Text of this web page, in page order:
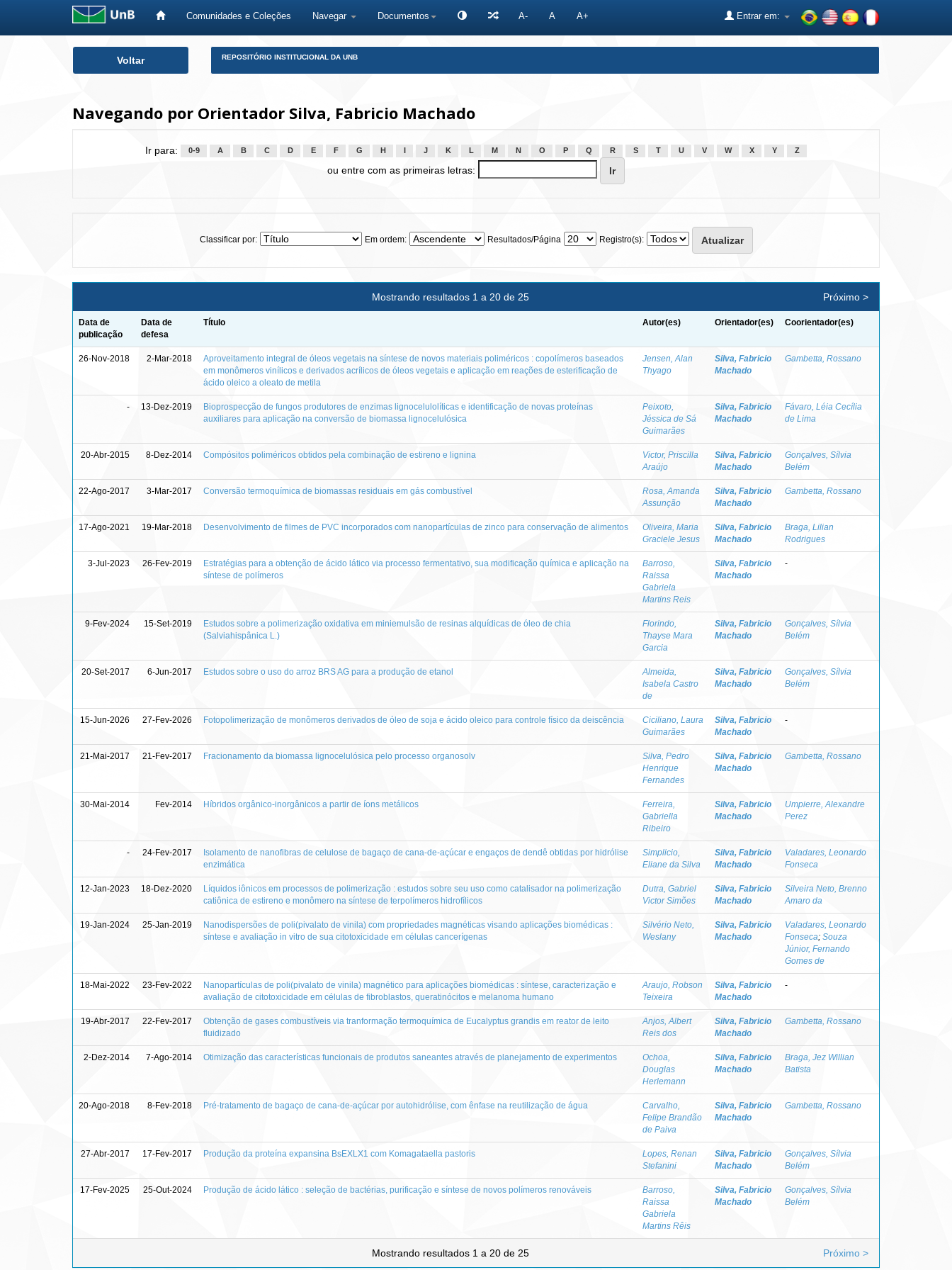
Comunidades e Coleções Navegar Documentos A- A A+ Entrar em:
Voltar REPOSITÓRIO INSTITUCIONAL DA UNB
Navegando por Orientador Silva, Fabricio Machado
Ir para: 0-9 A B C D E F G H J K L M N O P Q R S T U V W X Y Z
ou entre com as primeiras letras:
Classificar por: Em ordem: Resultados/Página Registro(s):
Mostrando resultados 1 a 20 de 25 Próximo >
Data de
publicação
Data de
defesa
Título Autor(es) Orientador(es) Coorientador(es)
26-Nov-2018 2-Mar-2018
Aproveitamento integral de óleos vegetais na síntese de novos materiais poliméricos : copolímeros baseados
em monômeros vinílicos e derivados acrílicos de óleos vegetais e aplicação em reações de esterificação de
ácido oleico a oleato de metila
Jensen, Alan
Thyago
Silva, Fabricio
Machado
Gambetta, Rossano
- 13-Dez-2019
Bioprospecção de fungos produtores de enzimas lignocelulolíticas e identificação de novas proteínas
auxiliares para aplicação na conversão de biomassa lignocelulósica
Peixoto,
Jéssica de Sá
Guimarães
Silva, Fabricio
Machado
Fávaro, Léia Cecília
de Lima
20-Abr-2015 8-Dez-2014 Compósitos poliméricos obtidos pela combinação de estireno e lignina
Victor, Priscilla
Araújo
Silva, Fabricio
Machado
Gonçalves, Sílvia
Belém
22-Ago-2017 3-Mar-2017 Conversão termoquímica de biomassas residuais em gás combustível
Rosa, Amanda
Assunção
Silva, Fabricio
Machado
Gambetta, Rossano
17-Ago-2021 19-Mar-2018 Desenvolvimento de filmes de PVC incorporados com nanopartículas de zinco para conservação de alimentos
Oliveira, Maria
Graciele Jesus
Silva, Fabricio
Machado
Braga, Lilian
Rodrigues
3-Jul-2023 26-Fev-2019
Estratégias para a obtenção de ácido lático via processo fermentativo, sua modificação química e aplicação na
síntese de polímeros
Barroso,
Raissa
Gabriela
Martins Reis
Silva, Fabricio
Machado
-
9-Fev-2024 15-Set-2019
Estudos sobre a polimerização oxidativa em miniemulsão de resinas alquídicas de óleo de chia
(Salviahispânica L.)
Florindo,
Thayse Mara
Garcia
Silva, Fabricio
Machado
Gonçalves, Sílvia
Belém
20-Set-2017 6-Jun-2017 Estudos sobre o uso do arroz BRS AG para a produção de etanol
Almeida,
Isabela Castro
de
Silva, Fabricio
Machado
Gonçalves, Sílvia
Belém
15-Jun-2026 27-Fev-2026 Fotopolimerização de monômeros derivados de óleo de soja e ácido oleico para controle físico da deiscência
Ciciliano, Laura
Guimarães
Silva, Fabricio
Machado
-
21-Mai-2017 21-Fev-2017 Fracionamento da biomassa lignocelulósica pelo processo organosolv
Silva, Pedro
Henrique
Fernandes
Silva, Fabricio
Machado
Gambetta, Rossano
30-Mai-2014 Fev-2014 Híbridos orgânico-inorgânicos a partir de íons metálicos
Ferreira,
Gabriella
Ribeiro
Silva, Fabricio
Machado
Umpierre, Alexandre
Perez
- 24-Fev-2017
Isolamento de nanofibras de celulose de bagaço de cana-de-açúcar e engaços de dendê obtidas por hidrólise
enzimática
Simplicio,
Eliane da Silva
Silva, Fabricio
Machado
Valadares, Leonardo
Fonseca
12-Jan-2023 18-Dez-2020
Líquidos iônicos em processos de polimerização : estudos sobre seu uso como catalisador na polimerização
catiônica de estireno e monômero na síntese de terpolímeros hidrofílicos
Dutra, Gabriel
Victor Simões
Silva, Fabricio
Machado
Silveira Neto, Brenno
Amaro da
19-Jan-2024 25-Jan-2019
Nanodispersões de poli(pivalato de vinila) com propriedades magnéticas visando aplicações biomédicas :
síntese e avaliação in vitro de sua citotoxicidade em células cancerígenas
Silvério Neto,
Weslany
Silva, Fabricio
Machado
Valadares, Leonardo
Fonseca; Souza
Júnior, Fernando
Gomes de
18-Mai-2022 23-Fev-2022
Nanopartículas de poli(pivalato de vinila) magnético para aplicações biomédicas : síntese, caracterização e
avaliação de citotoxicidade em células de fibroblastos, queratinócitos e melanoma humano
Araujo, Robson
Teixeira
Silva, Fabricio
Machado
-
19-Abr-2017 22-Fev-2017
Obtenção de gases combustíveis via tranformação termoquímica de Eucalyptus grandis em reator de leito
fluidizado
Anjos, Albert
Reis dos
Silva, Fabricio
Machado
Gambetta, Rossano
2-Dez-2014 7-Ago-2014 Otimização das características funcionais de produtos saneantes através de planejamento de experimentos
Ochoa,
Douglas
Herlemann
Silva, Fabricio
Machado
Braga, Jez Willian
Batista
20-Ago-2018 8-Fev-2018 Pré-tratamento de bagaço de cana-de-açúcar por autohidrólise, com ênfase na reutilização de água
Carvalho,
Felipe Brandão
de Paiva
Silva, Fabricio
Machado
Gambetta, Rossano
27-Abr-2017 17-Fev-2017 Produção da proteína expansina BsEXLX1 com Komagataella pastoris
Lopes, Renan
Stefanini
Silva, Fabricio
Machado
Gonçalves, Sílvia
Belém
17-Fev-2025 25-Out-2024 Produção de ácido lático : seleção de bactérias, purificação e síntese de novos polímeros renováveis
Barroso,
Raissa
Gabriela
Martins Rêis
Silva, Fabricio
Machado
Gonçalves, Sílvia
Belém
Mostrando resultados 1 a 20 de 25 Próximo >